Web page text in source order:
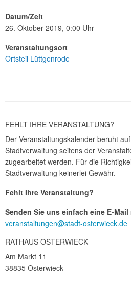
Datum/Zeit
26. Oktober 2019, 0:00 Uhr
Veranstaltungsort
Ortsteil Lüttgenrode
FEHLT IHRE VERANSTALTUNG?
Der Veranstaltungskalender beruht
Stadtverwaltung seitens der
zugearbeitet werden. Für die
Stadtverwaltung keinerlei Gewähr.
Fehlt Ihre Veranstaltung?
Senden Sie uns einfach eine E-
veranstaltungen@stadt-osterwieck.de
RATHAUS OSTERWIECK
Am Markt 11
38835 Osterwieck